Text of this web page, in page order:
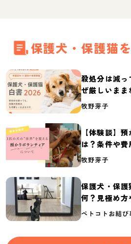
保護犬・保護猫
殺処分は減っ
ぜ厳しいまま
体の実態調査
牧野芽子
【体験談】
は？条件や
介
牧野芽子
保護犬・保
何？見極め方
要なものを紹
ペトコトお結び